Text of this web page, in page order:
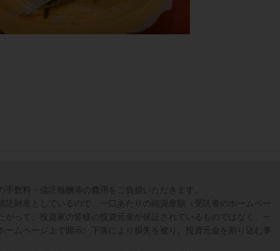
手数料・信託報酬等の費用をご負担いただきます。
託財産としているので、一口あたりの純資産額（受託者のホームペー
がって、投資家の皆様の投資元金が保証されているものではなく、一
ームページ上で開示）下落により損失を被り、投資元金を割り込む事